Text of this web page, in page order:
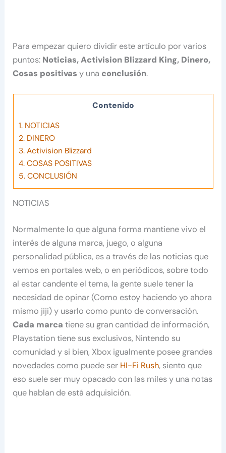
Para empezar quiero dividir este artículo por varios
puntos: Noticias, Activision Blizzard King, Dinero,
Cosas positivas y una conclusión.
Contenido
1.NOTICIAS
2.DINERO
3.Activision Blizzard
4.COSAS POSITIVAS
5.CONCLUSIÓN
NOTICIAS
Normalmente lo que alguna forma mantiene vivo el
interés de alguna marca, juego, o alguna
personalidad pública, es a través de las noticias que
vemos en portales web, o en periódicos, sobre todo
al estar candente el tema, la gente suele tener la
necesidad de opinar (Como estoy haciendo yo ahora
mismo jiji) y usarlo como punto de conversación.
Cada marca tiene su gran cantidad de información,
Playstation tiene sus exclusivos, Nintendo su
comunidad y si bien, Xbox igualmente posee grandes
novedades como puede ser HI-Fi Rush, siento que
eso suele ser muy opacado con las miles y una notas
que hablan de está adquisición.